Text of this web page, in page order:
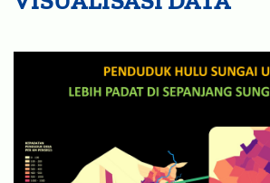
VISUALISASI DATA